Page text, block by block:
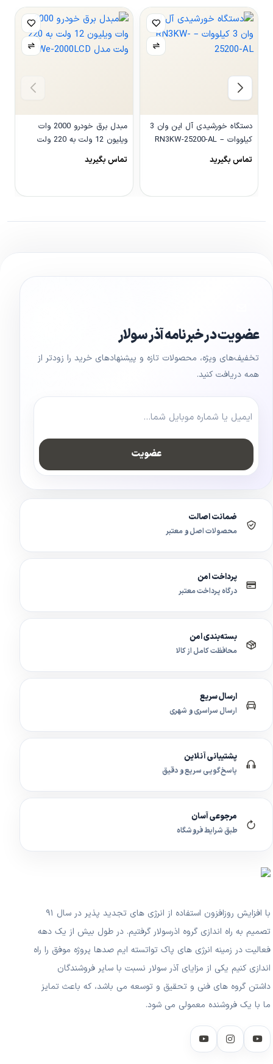
دستگاه خورشیدی آل این وان 3
کیلووات – RN3KW-25200-AL
تماس بگیرید
مبدل برق خودرو 2000 وات
ویلیون 12 ولت به 220 ولت
مدل We-2000LCD
تماس بگیرید
عضویت در خبرنامه آذر سولار
تخفیف‌های ویژه، محصولات تازه و پیشنهادهای خرید را زودتر از
همه دریافت کنید.
عضویت
ضمانت اصالت
محصولات اصل و معتبر
پرداخت امن
درگاه پرداخت معتبر
بسته‌بندی امن
محافظت کامل از کالا
ارسال سریع
ارسال سراسری و شهری
پشتیبانی آنلاین
پاسخ‌گویی سریع و دقیق
مرجوعی آسان
طبق شرایط فروشگاه
با افزایش روزافزون استفاده از انرژی های تجدید پذیر در سال ۹۱
تصمیم به راه اندازی گروه اذرسولار گرفتیم. در طول بیش از یک دهه
فعالیت در زمینه انرژی های پاک تواتسته ایم صدها پروژه موفق را راه
اندازی کنیم یکی از مزایای آذر سولار نسبت با سایر فروشندگان
داشتن گروه های فنی و تحقیق و توسعه می باشد، که باعث تمایز
ما با یک فروشنده معمولی می شود.